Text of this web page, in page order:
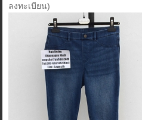
ลงทะเบียน)